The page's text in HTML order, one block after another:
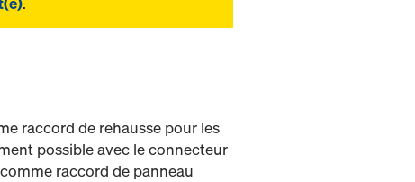
raccord de rehausse pour les
possible avec le connecteur
raccord de panneau